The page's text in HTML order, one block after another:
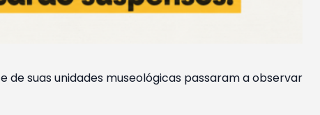
de suas unidades museológicas passaram a observar